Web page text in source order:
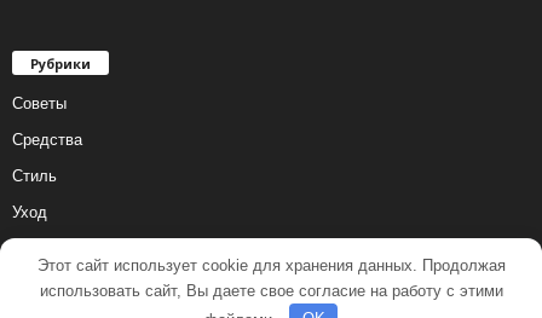
Рубрики
Советы
Средства
Стиль
Уход
Этот сайт использует cookie для хранения данных. Продолжая
использовать сайт, Вы даете свое согласие на работу с этими